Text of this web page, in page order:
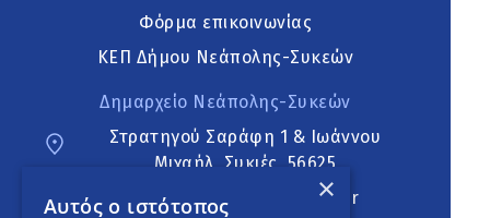
Φόρμα επικοινωνίας
ΚΕΠ Δήμου Νεάπολης-Συκεών
Δημαρχείο Νεάπολης-Συκεών
Στρατηγού Σαράφη 1 & Ιωάννου
Μιχαήλ, Συκιές, 56625
neapoli.sykies@ddt.gov.gr
×
Αυτός ο ιστότοπος